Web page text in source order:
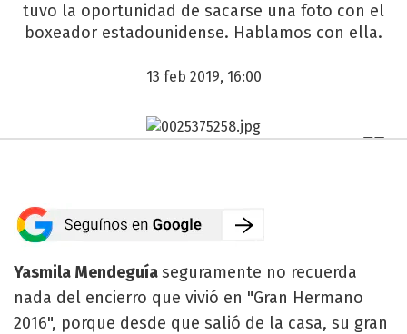
tuvo la oportunidad de sacarse una foto con el
boxeador estadounidense. Hablamos con ella.
13 feb 2019, 16:00
Yasmila Mendeguíaseguramente no recuerda
nada del encierro que vivió en "Gran Hermano
2016", porque desde que salió de la casa, su gran